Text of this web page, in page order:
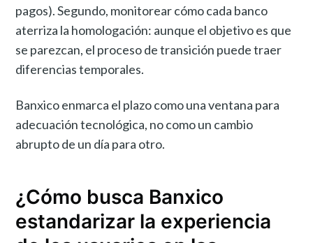
pagos). Segundo, monitorear cómo cada banco
aterriza la homologación: aunque el objetivo es que
se parezcan, el proceso de transición puede traer
diferencias temporales.
Banxico enmarca el plazo como una ventana para
adecuación tecnológica, no como un cambio
abrupto de un día para otro.
¿Cómo busca Banxico
estandarizar la experiencia